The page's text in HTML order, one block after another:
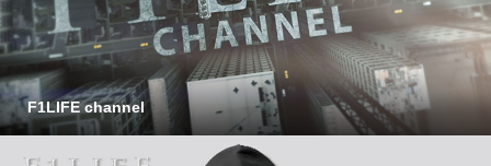
F1LIFE channel